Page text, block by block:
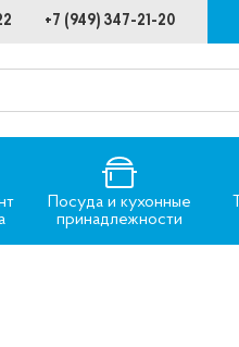
+7 (949) 347-21-20
Посуда и кухонные
принадлежности